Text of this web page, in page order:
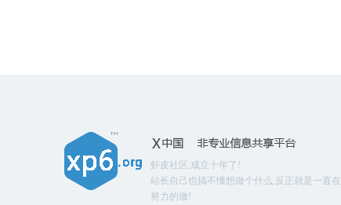
虾皮社区,成立十年了!
站长自己也搞不懂想做个什么,反正就是一直在
努力的做!